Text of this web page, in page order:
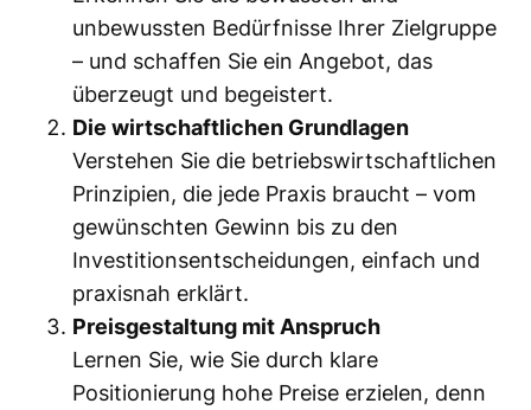
unbewussten Bedürfnisse Ihrer Zielgruppe
– und schaffen Sie ein Angebot, das
überzeugt und begeistert.
Die wirtschaftlichen Grundlagen
Verstehen Sie die betriebswirtschaftlichen
Prinzipien, die jede Praxis braucht – vom
gewünschten Gewinn bis zu den
Investitionsentscheidungen, einfach und
praxisnah erklärt.
Preisgestaltung mit Anspruch
Lernen Sie, wie Sie durch klare
Positionierung hohe Preise erzielen, denn